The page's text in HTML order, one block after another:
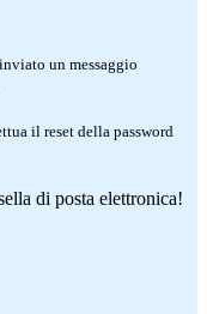
un messaggio
il reset della password
di posta elettronica!